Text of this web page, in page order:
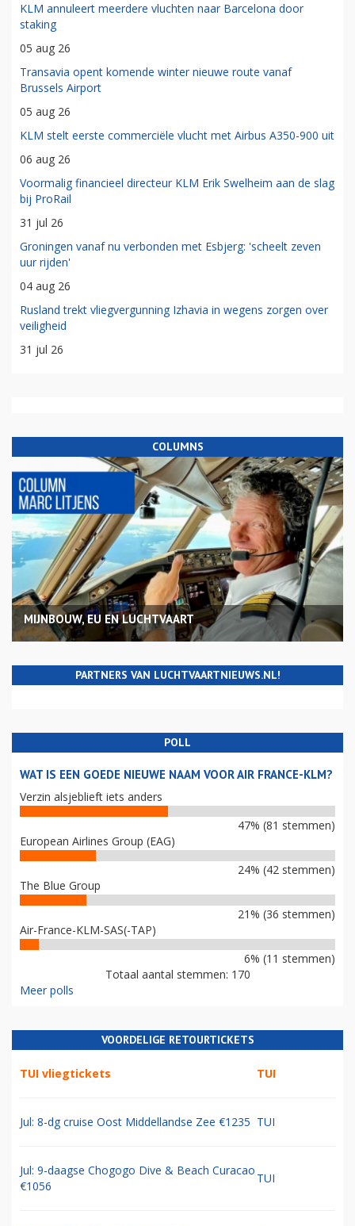
KLM annuleert meerdere vluchten naar Barcelona door
staking
05 aug 26
Transavia opent komende winter nieuwe route vanaf
Brussels Airport
05 aug 26
KLM stelt eerste commerciële vlucht met Airbus A350-900 uit
06 aug 26
Voormalig financieel directeur KLM Erik Swelheim aan de slag
bij ProRail
31 jul 26
Groningen vanaf nu verbonden met Esbjerg: 'scheelt zeven
uur rijden'
04 aug 26
Rusland trekt vliegvergunning Izhavia in wegens zorgen over
veiligheid
31 jul 26
COLUMNS
MIJNBOUW, EU EN LUCHTVAART
PARTNERS VAN LUCHTVAARTNIEUWS.NL!
POLL
WAT IS EEN GOEDE NIEUWE NAAM VOOR AIR FRANCE-KLM?
Verzin alsjeblieft iets anders
47% (81 stemmen)
European Airlines Group (EAG)
24% (42 stemmen)
The Blue Group
21% (36 stemmen)
Air-France-KLM-SAS(-TAP)
6% (11 stemmen)
Totaal aantal stemmen: 170
Meer polls
VOORDELIGE RETOURTICKETS
TUI vliegtickets TUI
Jul: 8-dg cruise Oost Middellandse Zee €1235 TUI
Jul: 9-daagse Chogogo Dive & Beach Curacao
€1056
TUI